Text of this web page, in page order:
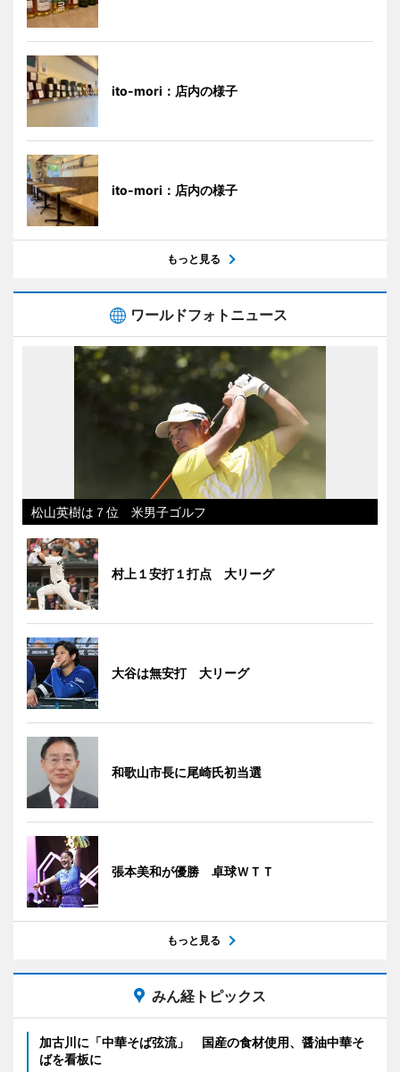
ito-mori：店内の様子
ito-mori：店内の様子
もっと見る
ワールドフォトニュース
松山英樹は７位 米男子ゴルフ
村上１安打１打点 大リーグ
大谷は無安打 大リーグ
和歌山市長に尾崎氏初当選
張本美和が優勝 卓球ＷＴＴ
もっと見る
みん経トピックス
加古川に「中華そば弦流」 国産の食材使用、醤油中華そ
ばを看板に